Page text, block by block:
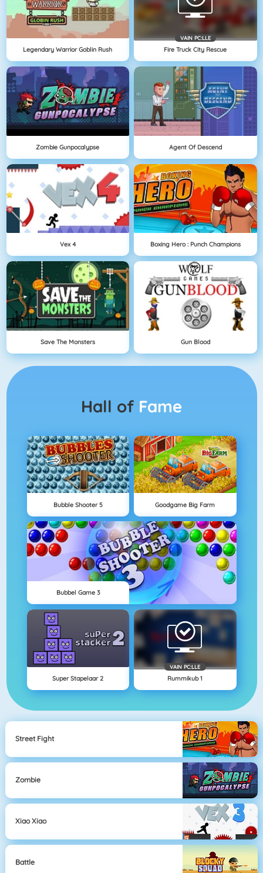
Legendary Warrior Goblin Rush
VAIN PC:LLE
Fire Truck City Rescue
Zombie Gunpocalypse Agent Of Descend
Vex 4 Boxing Hero : Punch Champions
Save The Monsters Gun Blood
Hall of Fame
Bubble Shooter 5 Goodgame Big Farm
Bubbel Game 3
Super Stapelaar 2
VAIN PC:LLE
Rummikub 1
Street Fight
Zombie
Xiao Xiao
Battle